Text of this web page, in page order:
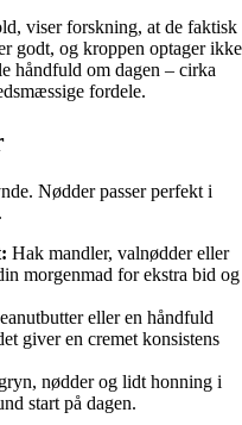
viser forskning, at de faktisk
godt, og kroppen optager ikke
håndfuld om dagen – cirka
fordele.
Nødder passer perfekt i
Hak mandler, valnødder eller
morgenmad for ekstra bid og
eller en håndfuld
giver en cremet konsistens
nødder og lidt honning i
start på dagen.